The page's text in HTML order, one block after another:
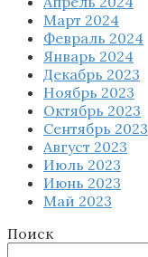
Март 2024
Февраль 2024
Январь 2024
Декабрь 2023
Ноябрь 2023
Октябрь 2023
Сентябрь 2023
Август 2023
Июль 2023
Июнь 2023
Май 2023
Поиск